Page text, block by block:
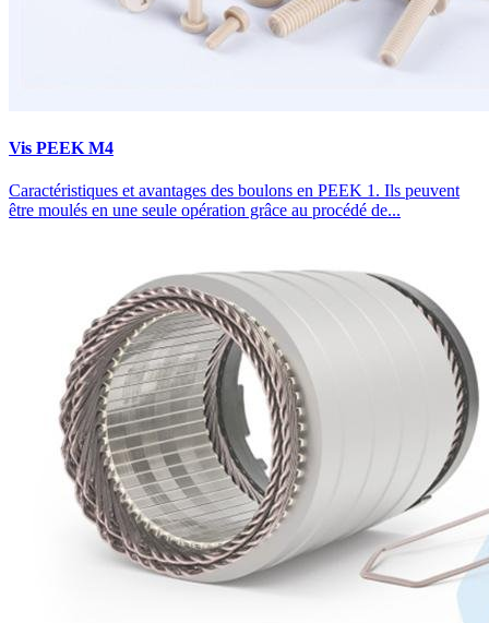
Vis PEEK M4
Caractéristiques et avantages des boulons en PEEK 1. Ils peuvent
être moulés en une seule opération grâce au procédé de...